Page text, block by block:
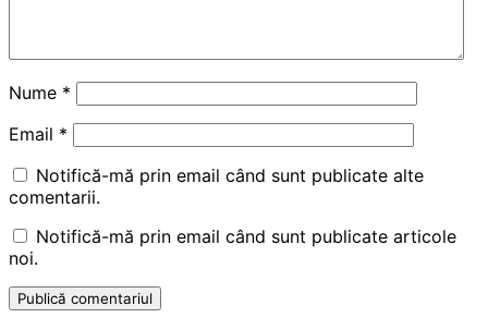
Nume *
Email *
Notifică-mă prin email când sunt publicate alte
comentarii.
Notifică-mă prin email când sunt publicate articole
noi.